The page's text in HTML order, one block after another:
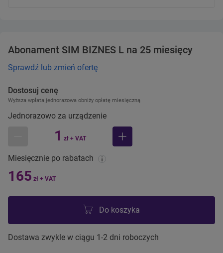
Abonament SIM BIZNES L na 25 miesięcy
Sprawdź lub zmień ofertę
Dostosuj cenę
Wyższa wpłata jednorazowa obniży opłatę miesięczną
Jednorazowo za urządzenie
1 zł + VAT
więcej
Miesięcznie po rabatach
165 zł + VAT
Do koszyka
Dostawa zwykle w ciągu 1-2 dni roboczych